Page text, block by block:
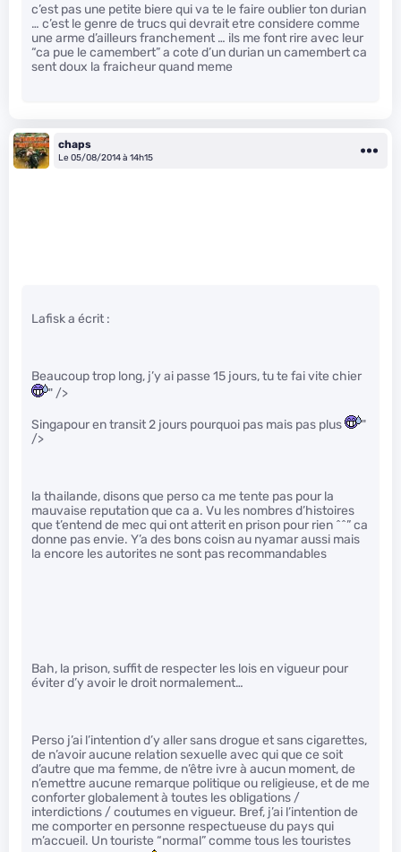
c’est pas une petite biere qui va te le faire oublier ton durian
… c’est le genre de trucs qui devrait etre considere comme
une arme d’ailleurs franchement … ils me font rire avec leur
“ca pue le camembert” a cote d’un durian un camembert ca
sent doux la fraicheur quand meme
chaps
Le 05/08/2014 à 14h15
Lafisk a écrit :
Beaucoup trop long, j’y ai passe 15 jours, tu te fai vite chier
" />
Singapour en transit 2 jours pourquoi pas mais pas plus
"
/>
la thailande, disons que perso ca me tente pas pour la
mauvaise reputation que ca a. Vu les nombres d’histoires
que t’entend de mec qui ont atterit en prison pour rien ^^” ca
donne pas envie. Y’a des bons coisn au nyamar aussi mais
la encore les autorites ne sont pas recommandables
Bah, la prison, suffit de respecter les lois en vigueur pour
éviter d’y avoir le droit normalement…
Perso j’ai l’intention d’y aller sans drogue et sans cigarettes,
de n’avoir aucune relation sexuelle avec qui que ce soit
d’autre que ma femme, de n’être ivre à aucun moment, de
n’emettre aucune remarque politique ou religieuse, et de me
conforter globalement à toutes les obligations /
interdictions / coutumes en vigueur. Bref, j’ai l’intention de
me comporter en personne respectueuse du pays qui
m’accueil. Un touriste “normal” comme tous les touristes